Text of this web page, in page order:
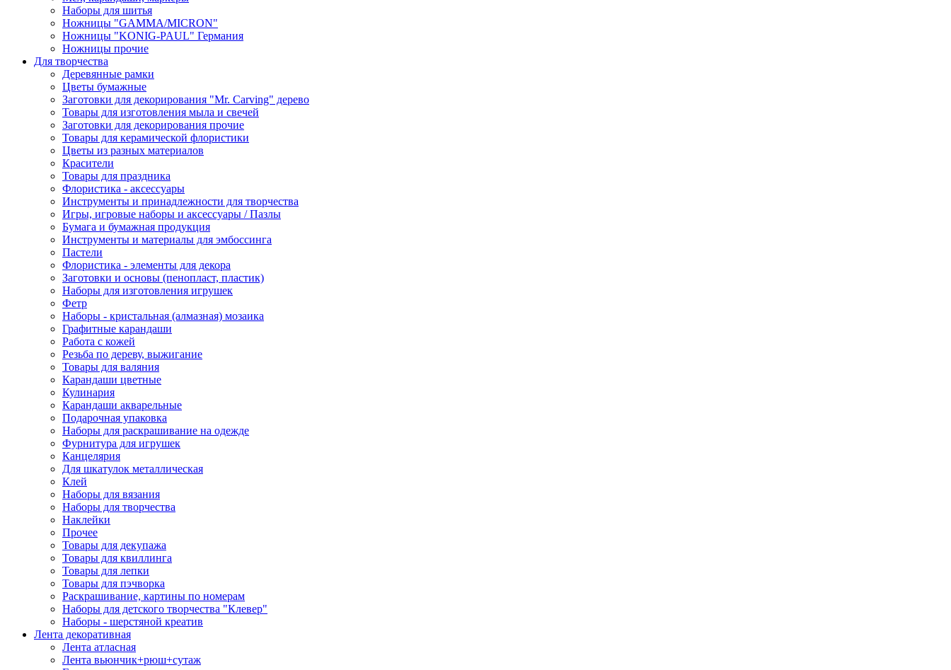
Наборы для шитья
Ножницы "GAMMA/MICRON"
Ножницы "KONIG-PAUL" Германия
Ножницы прочие
Для творчества
Деревянные рамки
Цветы бумажные
Заготовки для декорирования "Mr. Carving" дерево
Товары для изготовления мыла и свечей
Заготовки для декорирования прочие
Товары для керамической флористики
Цветы из разных материалов
Красители
Товары для праздника
Флористика - аксессуары
Инструменты и принадлежности для творчества
Игры, игровые наборы и аксессуары / Пазлы
Бумага и бумажная продукция
Инструменты и материалы для эмбоссинга
Пастели
Флористика - элементы для декора
Заготовки и основы (пенопласт, пластик)
Наборы для изготовления игрушек
Фетр
Наборы - кристальная (алмазная) мозаика
Графитные карандаши
Работа с кожей
Резьба по дереву, выжигание
Товары для валяния
Карандаши цветные
Кулинария
Карандаши акварельные
Подарочная упаковка
Наборы для раскрашивание на одежде
Фурнитура для игрушек
Канцелярия
Для шкатулок металлическая
Клей
Наборы для вязания
Наборы для творчества
Наклейки
Прочее
Товары для декупажа
Товары для квиллинга
Товары для лепки
Товары для пэчворка
Раскрашивание, картины по номерам
Наборы для детского творчества "Клевер"
Наборы - шерстяной креатив
Лента декоративная
Лента атласная
Лента вьюнчик+рюш+сутаж